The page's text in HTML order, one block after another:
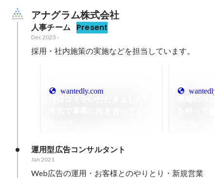
アナグラム株式会社
人事チーム Present
Dec 2023 -
採用・社内施策の実施などを担当しています。
wantedly.com
運用型広告コンサルタント
Jan 2021
Web広告の運用・お客様とのやりとり・新規営業